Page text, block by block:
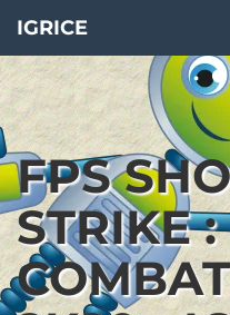
IGRICE
FPS
STRIKE